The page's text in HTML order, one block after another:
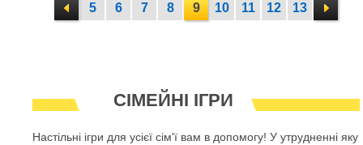
5 6 7 8 9 10 11 12 13
СІМЕЙНІ ІГРИ
Настільні ігри для усієї сім'ї вам в допомогу! У утрудненні яку